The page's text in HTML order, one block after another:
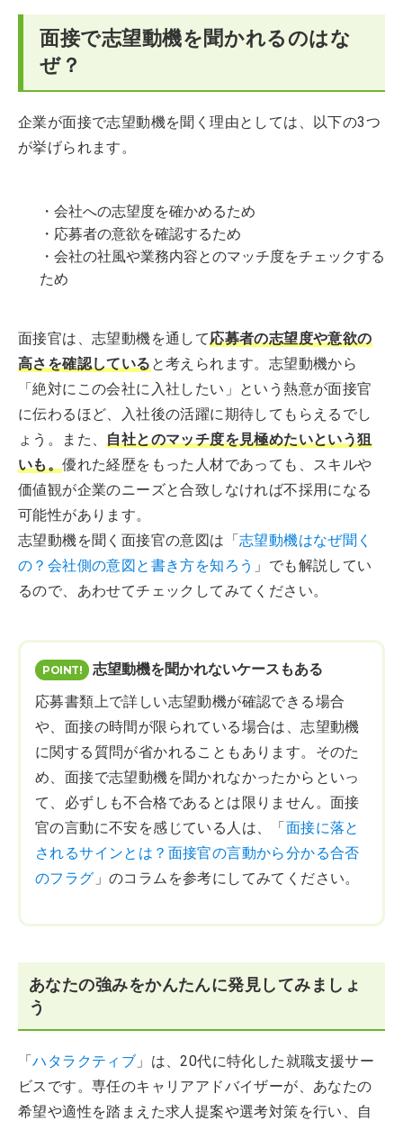
面接で志望動機を聞かれるのはな
ぜ？
企業が面接で志望動機を聞く理由としては、以下の3つ
が挙げられます。
・会社への志望度を確かめるため
・応募者の意欲を確認するため
・会社の社風や業務内容とのマッチ度をチェックする
ため
面接官は、志望動機を通して応募者の志望度や意欲の
高さを確認していると考えられます。志望動機から
「絶対にこの会社に入社したい」という熱意が面接官
に伝わるほど、入社後の活躍に期待してもらえるでし
ょう。また、自社とのマッチ度を見極めたいという狙
いも。優れた経歴をもった人材であっても、スキルや
価値観が企業のニーズと合致しなければ不採用になる
可能性があります。
志望動機を聞く面接官の意図は「志望動機はなぜ聞く
の？会社側の意図と書き方を知ろう 」でも解説してい
るので、あわせてチェックしてみてください。
志望動機を聞かれないケースもある
応募書類上で詳しい志望動機が確認できる場合
や、面接の時間が限られている場合は、志望動機
に関する質問が省かれることもあります。そのた
め、面接で志望動機を聞かれなかったからといっ
て、必ずしも不合格であるとは限りません。面接
官の言動に不安を感じている人は、「面接に落と
されるサインとは？面接官の言動から分かる合否
のフラグ 」のコラムを参考にしてみてください。
あなたの強みをかんたんに発見してみましょ
う
「ハタラクティブ 」は、20代に特化した就職支援サー
ビスです。専任のキャリアアドバイザーが、あなたの
希望や適性を踏まえた求人提案や選考対策を行い、自